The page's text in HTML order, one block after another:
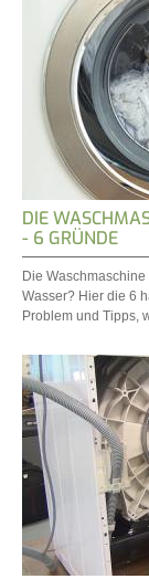
DIE
- 6 GRÜNDE
Die
Wasser? Hier die 6
Problem und Tipps,